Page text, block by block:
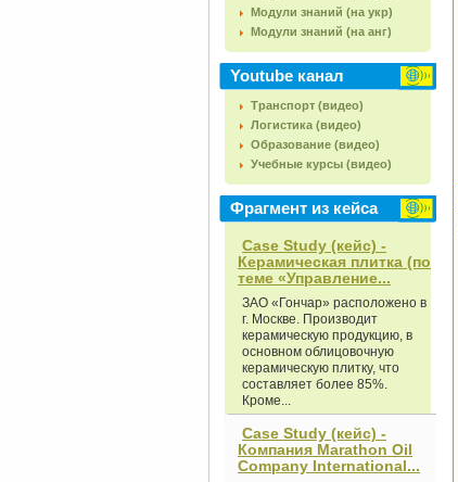
Модули знаний (на укр)
Модули знаний (на анг)
Youtube канал
Транспорт (видео)
Логистика (видео)
Образование (видео)
Учебные курсы (видео)
Фрагмент из кейса
Case Study (кейс) -
Керамическая плитка (по
теме «Управление...
ЗАО «Гончар» расположено в
г. Москве. Производит
керамическую продукцию, в
основном облицовочную
керамическую плитку, что
составляет более 85%.
Кроме...
Case Study (кейс) -
Компания Marathon Oil
Company International...